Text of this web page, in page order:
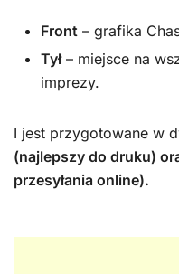
Front – grafika
Tył– miejsce na
imprezy.
I jest przygotowane w
(najlepszy do druku)
przesyłania online).